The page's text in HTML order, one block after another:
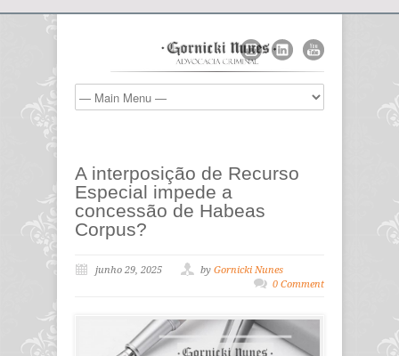
A interposição de Recurso
Especial impede a
concessão de Habeas
Corpus?
junho 29, 2025 by Gornicki Nunes
0 Comment